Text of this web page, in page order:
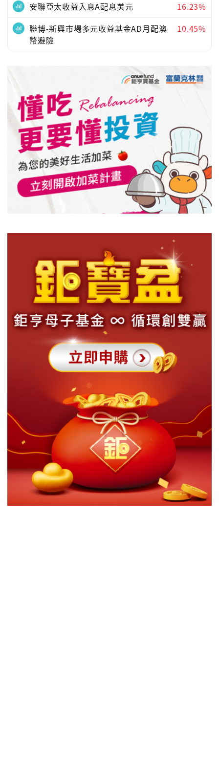
安聯亞太收益入息A配息美元
16.23%
聯博-新興市場多元收益基金AD月配澳
幣避險
10.45%